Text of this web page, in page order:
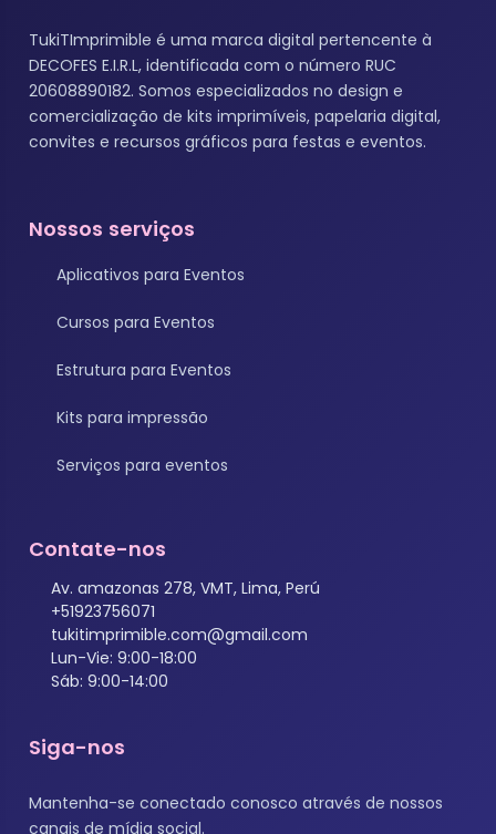
TukiTImprimible é uma marca digital pertencente à
DECOFES E.I.R.L, identificada com o número RUC
20608890182. Somos especializados no design e
comercialização de kits imprimíveis, papelaria digital,
convites e recursos gráficos para festas e eventos.
Nossos serviços
Aplicativos para Eventos
Cursos para Eventos
Estrutura para Eventos
Kits para impressão
Serviços para eventos
Contate-nos
Av. amazonas 278, VMT, Lima, Perú
+51923756071
tukitimprimible.com@gmail.com
Lun-Vie: 9:00-18:00
Sáb: 9:00-14:00
Siga-nos
Mantenha-se conectado conosco através de nossos
canais de mídia social.